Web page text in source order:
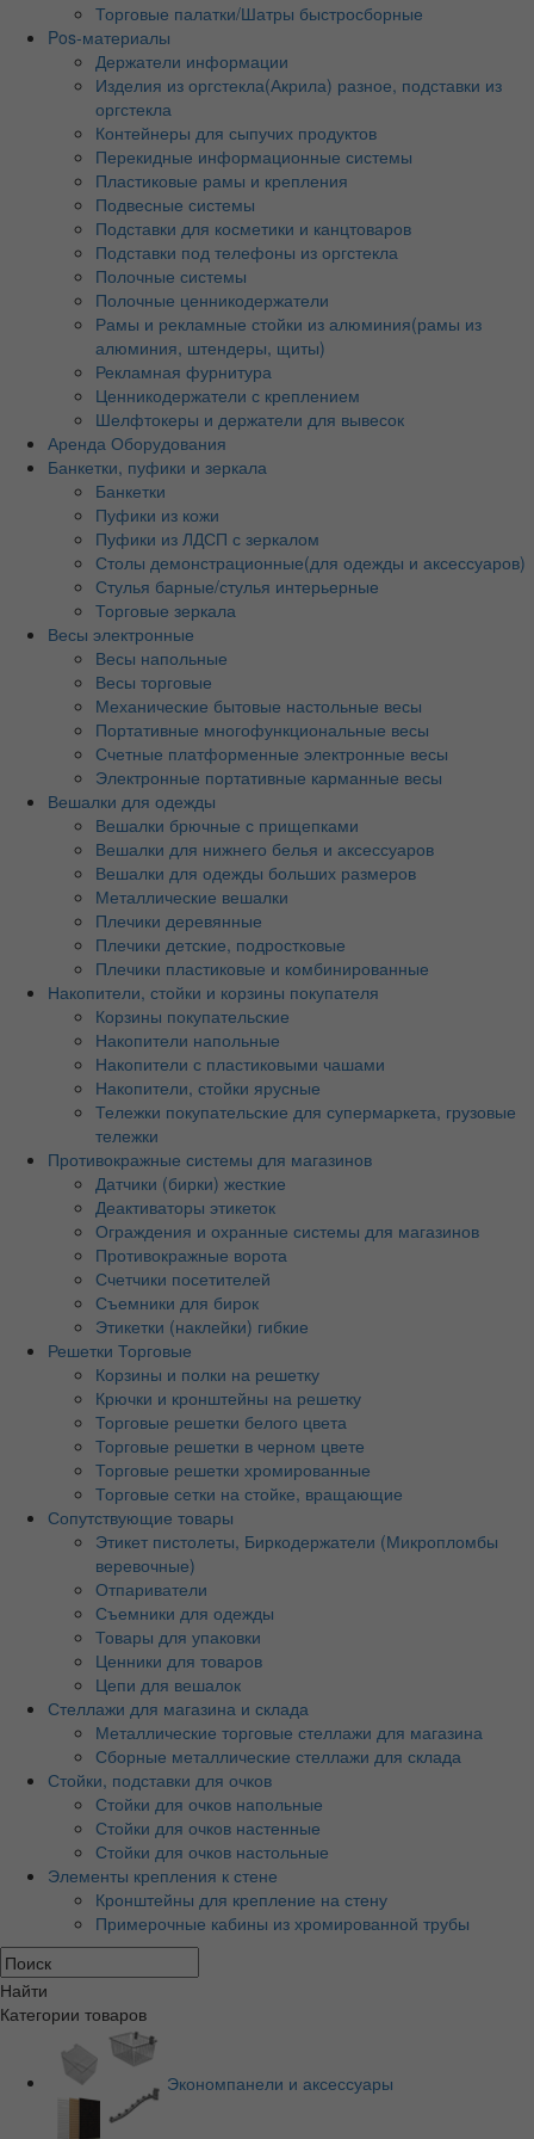
Торговые палатки/Шатры быстросборные
Pos-материалы
Держатели информации
Изделия из оргстекла(Акрила) разное, подставки из
оргстекла
Контейнеры для сыпучих продуктов
Перекидные информационные системы
Пластиковые рамы и крепления
Подвесные системы
Подставки для косметики и канцтоваров
Подставки под телефоны из оргстекла
Полочные системы
Полочные ценникодержатели
Рамы и рекламные стойки из алюминия(рамы из
алюминия, штендеры, щиты)
Рекламная фурнитура
Ценникодержатели с креплением
Шелфтокеры и держатели для вывесок
Аренда Оборудования
Банкетки, пуфики и зеркала
Банкетки
Пуфики из кожи
Пуфики из ЛДСП с зеркалом
Столы демонстрационные(для одежды и аксессуаров)
Стулья барные/стулья интерьерные
Торговые зеркала
Весы электронные
Весы напольные
Весы торговые
Механические бытовые настольные весы
Портативные многофункциональные весы
Счетные платформенные электронные весы
Электронные портативные карманные весы
Вешалки для одежды
Вешалки брючные с прищепками
Вешалки для нижнего белья и аксессуаров
Вешалки для одежды больших размеров
Металлические вешалки
Плечики деревянные
Плечики детские, подростковые
Плечики пластиковые и комбинированные
Накопители, стойки и корзины покупателя
Корзины покупательские
Накопители напольные
Накопители с пластиковыми чашами
Накопители, стойки ярусные
Тележки покупательские для супермаркета, грузовые
тележки
Противокражные системы для магазинов
Датчики (бирки) жесткие
Деактиваторы этикеток
Ограждения и охранные системы для магазинов
Противокражные ворота
Счетчики посетителей
Съемники для бирок
Этикетки (наклейки) гибкие
Решетки Торговые
Корзины и полки на решетку
Крючки и кронштейны на решетку
Торговые решетки белого цвета
Торговые решетки в черном цвете
Торговые решетки хромированные
Торговые сетки на стойке, вращающие
Сопутствующие товары
Этикет пистолеты, Биркодержатели (Микропломбы
веревочные)
Отпариватели
Съемники для одежды
Товары для упаковки
Ценники для товаров
Цепи для вешалок
Стеллажи для магазина и склада
Металлические торговые стеллажи для магазина
Сборные металлические стеллажи для склада
Стойки, подставки для очков
Стойки для очков напольные
Стойки для очков настенные
Стойки для очков настольные
Элементы крепления к стене
Кронштейны для крепление на стену
Примерочные кабины из хромированной трубы
Найти
Категории товаров
Экономпанели и аксессуары